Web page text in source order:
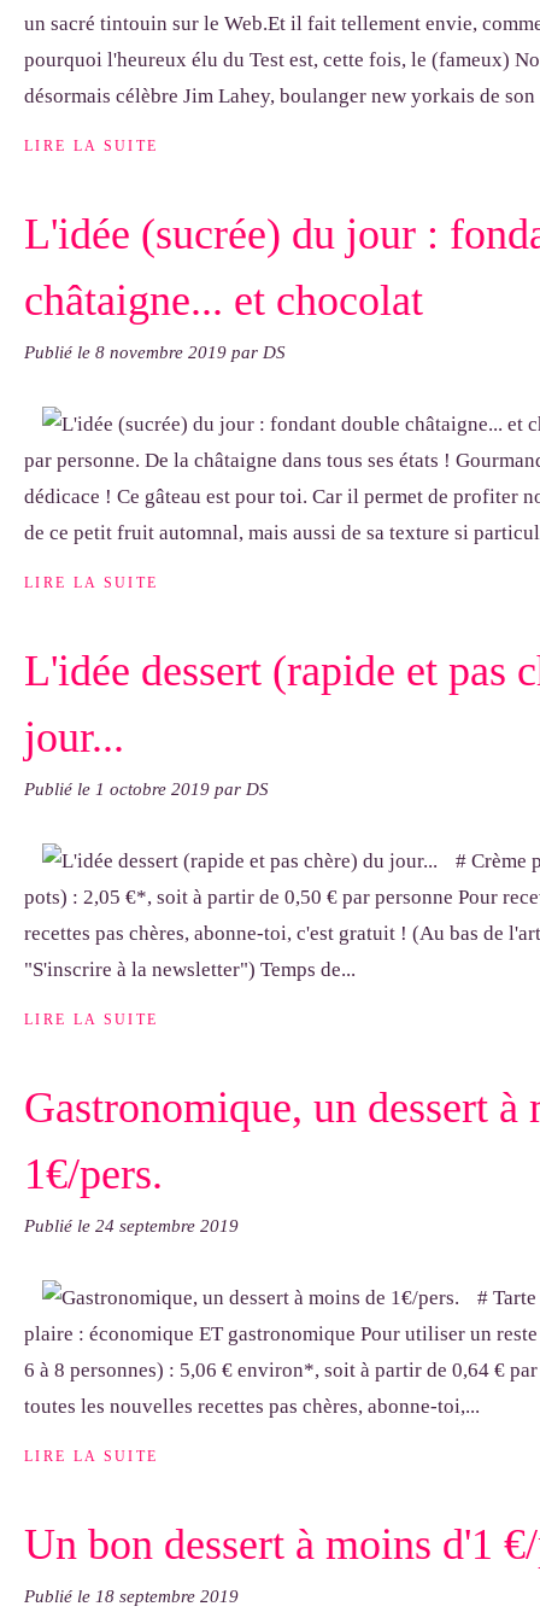
un sacré tintouin sur le Web.Et il fait tellement envie,
pourquoi l'heureux élu du Test est, cette fois, le (fameux)
désormais célèbre Jim Lahey, boulanger new yorkais de
LIRE LA SUITE
L'idée (sucrée) du jour :
châtaigne... et chocolat
Publié le 8 novembre 2019 par DS
par personne. De la châtaigne dans tous ses états !
dédicace ! Ce gâteau est pour toi. Car il permet de profiter
de ce petit fruit automnal, mais aussi de sa texture si
LIRE LA SUITE
L'idée dessert (rapide et pas
jour...
Publié le 1 octobre 2019 par DS
# Crème
pots) : 2,05 €*, soit à partir de 0,50 € par personne Pour
recettes pas chères, abonne-toi, c'est gratuit ! (Au bas de
"S'inscrire à la newsletter") Temps de...
LIRE LA SUITE
Gastronomique, un dessert à
1€/pers.
Publié le 24 septembre 2019
#
plaire : économique ET gastronomique Pour utiliser un
6 à 8 personnes) : 5,06 € environ*, soit à partir de 0,64 €
toutes les nouvelles recettes pas chères, abonne-toi,...
LIRE LA SUITE
Un bon dessert à moins d'1
Publié le 18 septembre 2019